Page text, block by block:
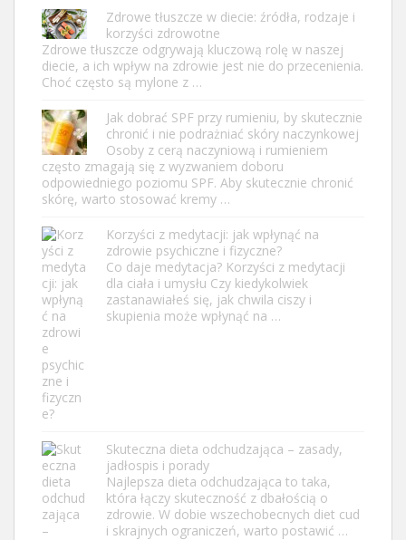
Zdrowe tłuszcze w diecie: źródła, rodzaje i
korzyści zdrowotne
Zdrowe tłuszcze odgrywają kluczową rolę w naszej
diecie, a ich wpływ na zdrowie jest nie do przecenienia.
Choć często są mylone z …
Jak dobrać SPF przy rumieniu, by skutecznie
chronić i nie podrażniać skóry naczynkowej
Osoby z cerą naczyniową i rumieniem
często zmagają się z wyzwaniem doboru
odpowiedniego poziomu SPF. Aby skutecznie chronić
skórę, warto stosować kremy …
Korzyści z medytacji: jak wpłynąć na
zdrowie psychiczne i fizyczne?
Co daje medytacja? Korzyści z medytacji
dla ciała i umysłu Czy kiedykolwiek
zastanawiałeś się, jak chwila ciszy i
skupienia może wpłynąć na …
Skuteczna dieta odchudzająca – zasady,
jadłospis i porady
Najlepsza dieta odchudzająca to taka,
która łączy skuteczność z dbałością o
zdrowie. W dobie wszechobecnych diet cud
i skrajnych ograniczeń, warto postawić …